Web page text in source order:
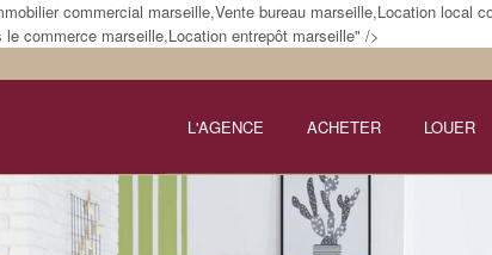
commercial marseille,Vente bureau marseille,Location
commerce marseille,Location entrepôt marseille" />
L'AGENCE ACHETER LOUER